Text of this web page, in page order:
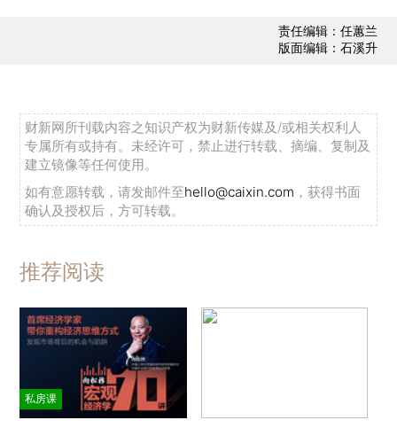
责任编辑：任蕙兰
版面编辑：石溪升
财新网所刊载内容之知识产权为财新传媒及/或相关权利人
专属所有或持有。未经许可，禁止进行转载、摘编、复制及
建立镜像等任何使用。
如有意愿转载，请发邮件至hello@caixin.com ，获得书面
确认及授权后，方可转载。
推荐阅读
私房课